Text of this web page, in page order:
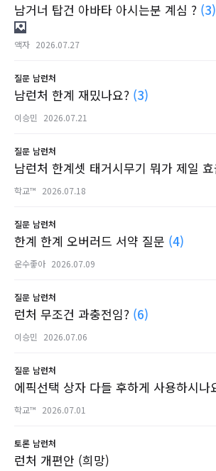
남거너 탑건 아바타 아시는분 계심 ? (3)
액자 2026.07.27
질문 남런처
남런처 한계 재밌나요? (3)
이승민 2026.07.21
질문 남런처
남런처 한계셋 태거시무기 뭐가 제일
학교™ 2026.07.18
질문 남런처
한계 한계 오버러드 서약 질문 (4)
운수좋아 2026.07.09
질문 남런처
런처 무조건 과충전임? (6)
이승민 2026.07.06
질문 남런처
에픽선택 상자 다들 후하게 사용하시나
학교™ 2026.07.01
토론 남런처
런처 개편안 (희망)